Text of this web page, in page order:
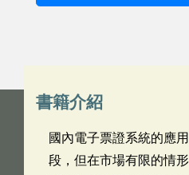
書籍介紹
國內電子票證系統的應
段，但在市場有限的情